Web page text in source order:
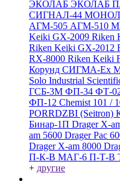
ЭКОЛАБ ЭКОЛАБ
СИГНАЛ-44
АГМ-505 АГМ-510
Keiki GX-2009 Riken
Riken Keiki GX-2012
RX-8000 Riken Keiki
Корунд СИГМА-Ех
Solo Industrial
ГСБ-3М ФП-34 ФТ-
ФП-12 Chemist 101 /
PORRDZBI (Seitron)
Бинар-1П Drager X-
am 5600 Drager Pac
Drager X-am 8000
П-К-В МАГ-6 П-Т-В
+ другие